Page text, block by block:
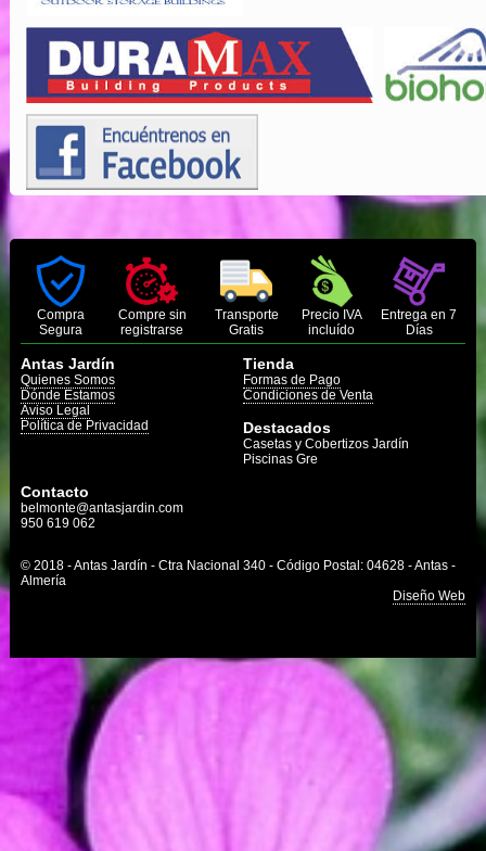
Compra
Segura
Compre sin
registrarse
Transporte
Gratis
Precio IVA
incluído
Entrega en 7
Días
Antas Jardín
Quienes Somos
Dónde Estamos
Aviso Legal
Política de Privacidad
Tienda
Formas de Pago
Condiciones de Venta
Destacados
Casetas y Cobertizos Jardín
Piscinas Gre
Contacto
belmonte@antasjardin.com
950 619 062
© 2018 - Antas Jardín - Ctra Nacional 340 - Código Postal: 04628 - Antas -
Almería
Diseño Web